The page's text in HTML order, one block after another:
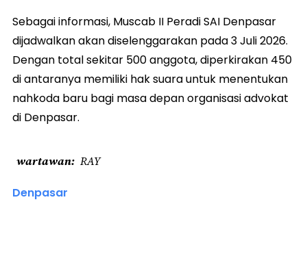
Sebagai informasi, Muscab II Peradi SAI Denpasar
dijadwalkan akan diselenggarakan pada 3 Juli 2026.
Dengan total sekitar 500 anggota, diperkirakan 450
di antaranya memiliki hak suara untuk menentukan
nahkoda baru bagi masa depan organisasi advokat
di Denpasar.
wartawan RAY
Denpasar